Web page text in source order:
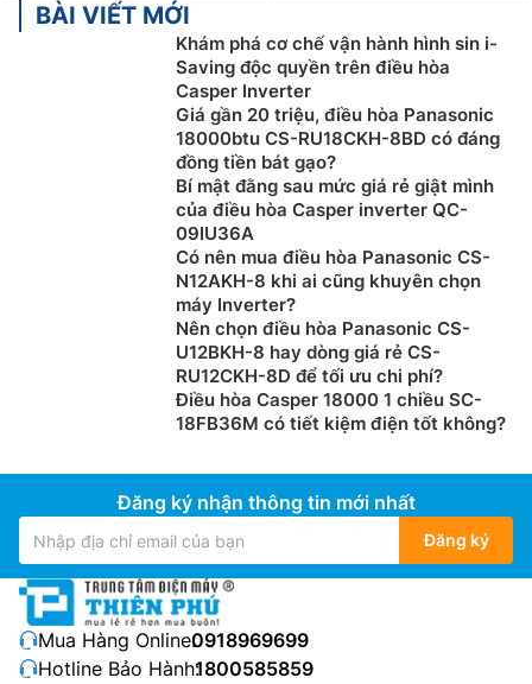
BÀI VIẾT MỚI
Khám phá cơ chế vận hành hình sin i-
Saving độc quyền trên điều hòa
Casper Inverter
Giá gần 20 triệu, điều hòa Panasonic
18000btu CS-RU18CKH-8BD có đáng
đồng tiền bát gạo?
Bí mật đằng sau mức giá rẻ giật mình
của điều hòa Casper inverter QC-
09IU36A
Có nên mua điều hòa Panasonic CS-
N12AKH-8 khi ai cũng khuyên chọn
máy Inverter?
Nên chọn điều hòa Panasonic CS-
U12BKH-8 hay dòng giá rẻ CS-
RU12CKH-8D để tối ưu chi phí?
Điều hòa Casper 18000 1 chiều SC-
18FB36M có tiết kiệm điện tốt không?
Đăng ký nhận thông tin mới nhất
Đăng ký
Mua Hàng Online:0918969699
Hotline Bảo Hành:1800585859